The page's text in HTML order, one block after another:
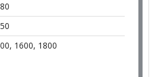
1600, 1800